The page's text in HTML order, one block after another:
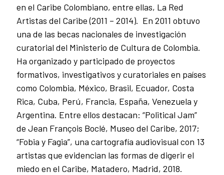
en el Caribe Colombiano, entre ellas, La Red
Artistas del Caribe (2011 – 2014). En 2011 obtuvo
una de las becas nacionales de investigación
curatorial del Ministerio de Cultura de Colombia.
Ha organizado y participado de proyectos
formativos, investigativos y curatoriales en países
como Colombia, México, Brasil, Ecuador, Costa
Rica, Cuba, Perú, Francia, España, Venezuela y
Argentina. Entre ellos destacan: “Political Jam”
de Jean François Boclé, Museo del Caribe, 2017;
“Fobia y Fagia”, una cartografía audiovisual con 13
artistas que evidencian las formas de digerir el
miedo en el Caribe, Matadero, Madrid, 2018.